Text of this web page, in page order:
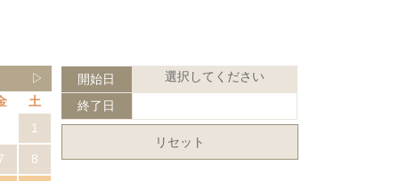
▷
土
1
8
開始日 選択してください
終了日
リセット